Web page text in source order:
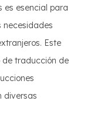
es esencial para
necesidades
Este
de traducción de
diversas